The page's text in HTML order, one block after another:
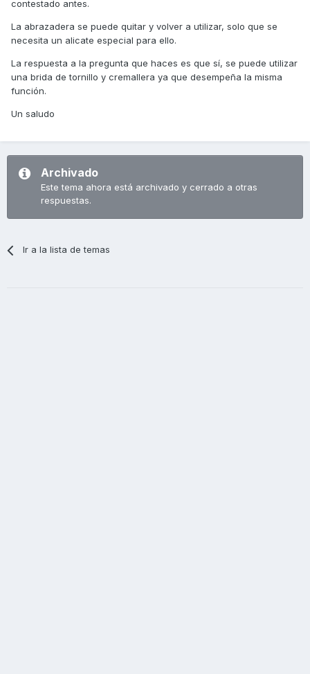
contestado antes.
La abrazadera se puede quitar y volver a utilizar, solo que se
necesita un alicate especial para ello.
La respuesta a la pregunta que haces es que sí, se puede utilizar
una brida de tornillo y cremallera ya que desempeña la misma
función.
Un saludo
Archivado
Este tema ahora está archivado y cerrado a otras
respuestas.
Ir a la lista de temas